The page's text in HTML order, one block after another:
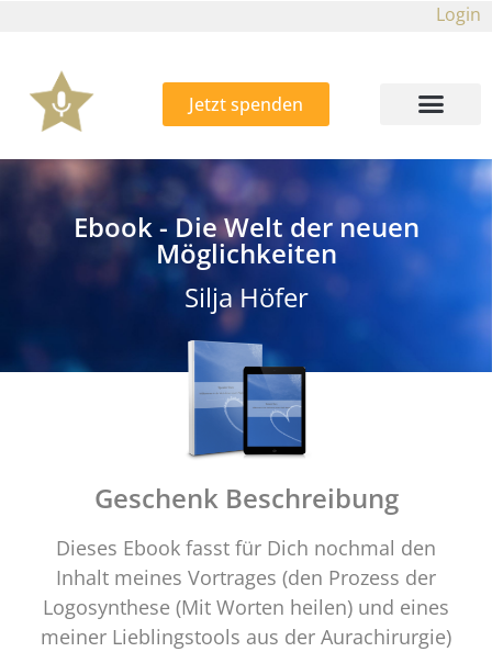
Login
Jetzt spenden
Ebook - Die Welt der neuen
Möglichkeiten
Silja Höfer
Geschenk Beschreibung
Dieses Ebook fasst für Dich nochmal den
Inhalt meines Vortrages (den Prozess der
Logosynthese (Mit Worten heilen) und eines
meiner Lieblingstools aus der Aurachirurgie)